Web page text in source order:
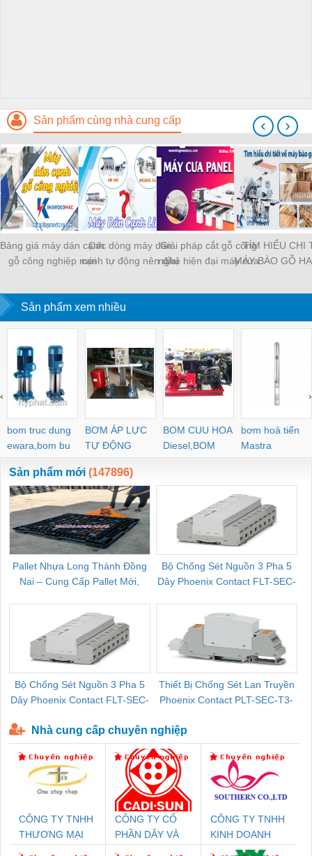
Sản phẩm cùng nhà cung cấp
Bảng giá máy dán cạnh
gỗ công nghiệp mới
Các dòng máy dán
cạnh tự động nên đầu
Giải pháp cắt gỗ công
nghệ hiện đại máy cưa
TÌM HIỂU CHI
MÁY BÀO GỖ
‹ ›
Sản phẩm xem nhiều
bom truc dung
ewara,bom bu
ewara
BƠM ÁP LỰC
TỰ ĐỘNG
BOM CUU HOA
Diesel,BOM
CHUA CHAY
bơm hoả tiển
Mastra
‹ ›
Sản phẩm mới (147896)
Pallet Nhựa Long Thành Đồng
Nai – Cung Cấp Pallet Mới,
Bộ Chống Sét Nguồn 3 Pha 5
Dây Phoenix Contact FLT-SEC-
Bộ Chống Sét Nguồn 3 Pha 5
Dây Phoenix Contact FLT-SEC-
Thiết Bị Chống Sét Lan Truyền
Phoenix Contact PLT-SEC-T3-
Nhà cung cấp chuyên nghiệp
CÔNG TY TNHH
THƯƠNG MẠI
CÔNG TY CỔ
PHẦN DÂY VÀ
CÔNG TY TNHH
KINH DOANH
DỊCH VỤ XNK